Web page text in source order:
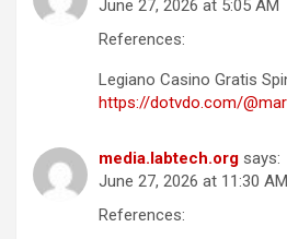
June 27, 2026 at 5:05 AM
References:
Legiano Casino Gratis
https://dotvdo.com/
media.labtech.org says:
June 27, 2026 at 11:30 AM
References: